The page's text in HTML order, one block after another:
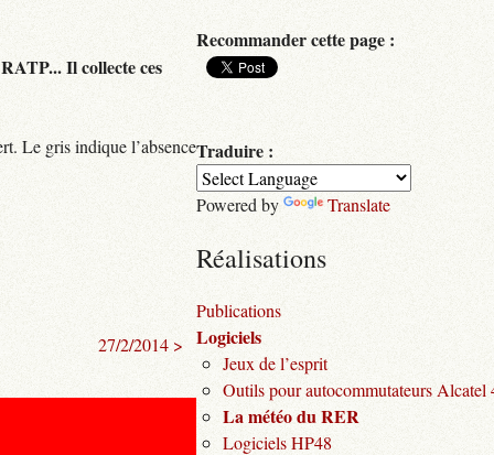
Il collecte ces
Le gris indique l’absence
27/2/2014 >
Recommander cette page :
Traduire :
Powered by Translate
Réalisations
Publications
Logiciels
Jeux de l’esprit
Outils pour autocommutateurs Alcatel
La météo du RER
Logiciels HP48